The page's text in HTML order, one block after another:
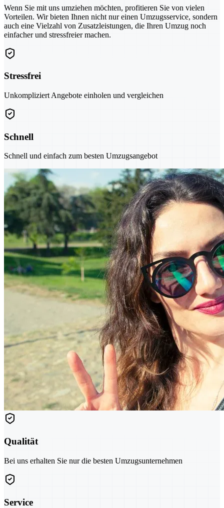
Wenn Sie mit uns umziehen möchten, profitieren Sie von vielen
Vorteilen. Wir bieten Ihnen nicht nur einen Umzugsservice, sondern
auch eine Vielzahl von Zusatzleistungen, die Ihren Umzug noch
einfacher und stressfreier machen.
Stressfrei
Unkompliziert Angebote einholen und vergleichen
Schnell
Schnell und einfach zum besten Umzugsangebot
Qualität
Bei uns erhalten Sie nur die besten Umzugsunternehmen
Service